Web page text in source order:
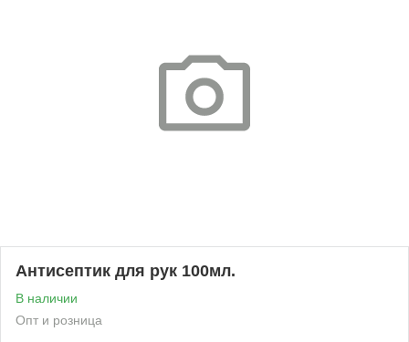
Антисептик для рук 100мл.
В наличии
Опт и розница